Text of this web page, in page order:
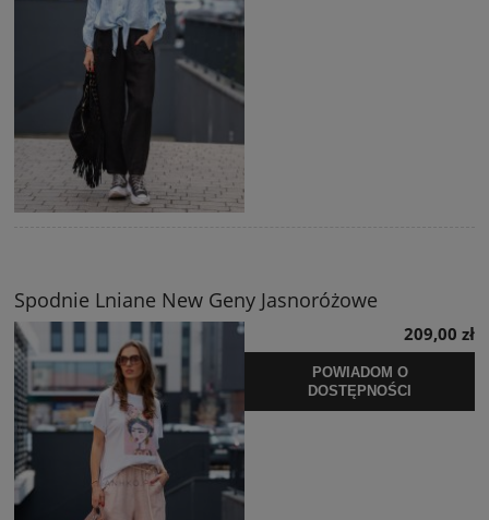
Spodnie Lniane New Geny Jasnoróżowe
209,00 zł
POWIADOM O
DOSTĘPNOŚCI